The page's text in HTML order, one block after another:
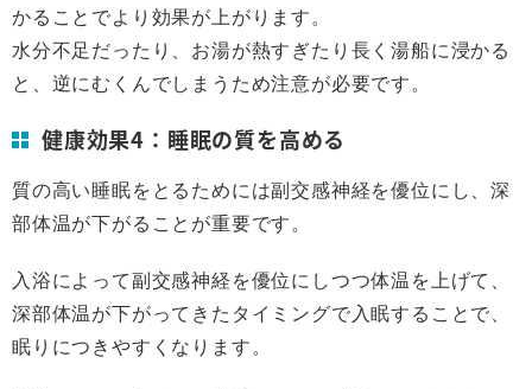
かることでより効果が上がります。
水分不足だったり、お湯が熱すぎたり長く湯船に浸かる
と、逆にむくんでしまうため注意が必要です。
健康効果4：睡眠の質を高める
質の高い睡眠をとるためには副交感神経を優位にし、深
部体温が下がることが重要です。
入浴によって副交感神経を優位にしつつ体温を上げて、
深部体温が下がってきたタイミングで入眠することで、
眠りにつきやすくなります。